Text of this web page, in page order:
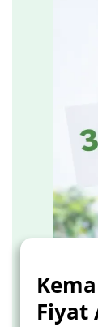
Fiyat